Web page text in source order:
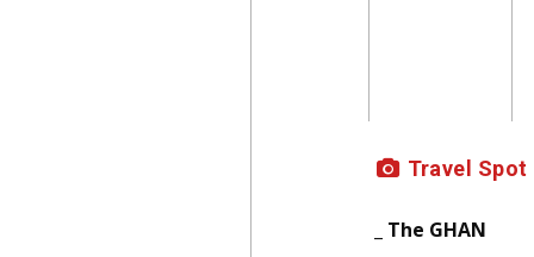
Travel Spot
_ The GHAN